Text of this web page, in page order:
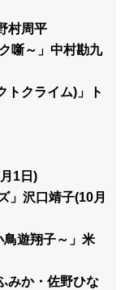
村周平
噺～」中村勘九
トクライム)」ト
1日)
」沢口靖子(10月
鳥遊翔子～」米
みか・佐野ひな